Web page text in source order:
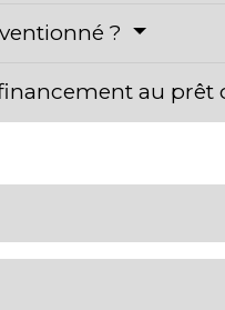
?
au prêt